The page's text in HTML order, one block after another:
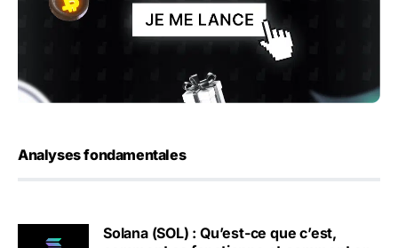
Analyses fondamentales
Solana (SOL) : Qu’est-ce que c’est,